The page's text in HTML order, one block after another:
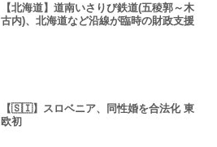
【北海道】道南いさりび鉄道(五稜郭～木
古内)、北海道など沿線が臨時の財政支援
【🇸🇮】スロベニア、同性婚を合法化 東
欧初